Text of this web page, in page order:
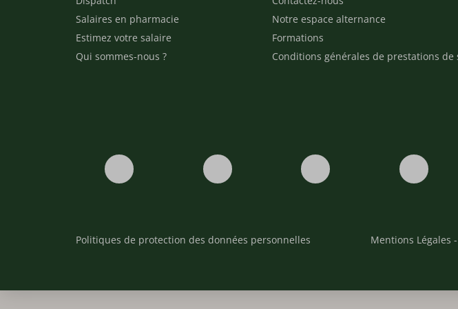
Salaires en pharmacie
Estimez votre salaire
Qui sommes-nous ?
Notre espace alternance
Formations
Conditions générales de prestations de
Politiques de protection des données personnelles Mentions Légales